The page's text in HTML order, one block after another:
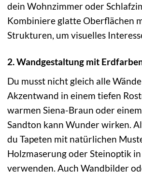
dein Wohnzimmer oder
Kombiniere glatte Oberflächen
Strukturen, um visuelles
2. Wandgestaltung mit
Du musst nicht gleich alle
Akzentwand in einem tiefen
warmen Siena-Braun oder
Sandton kann Wunder wirken.
du Tapeten mit natürlichen
Holzmaserung oder Steinoptik
verwenden. Auch Wandbilder